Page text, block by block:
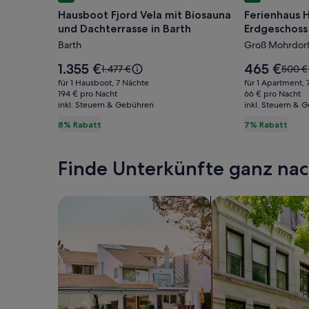
Hausboot
Fjord
Vela
mit
Biosauna
und
Dachterrasse
in
Hausboot Fjord Vela mit Biosauna
und Dachterrasse in Barth
Barth
8% Rabatt
Der
Preis
beträgt
1.355 €.
1.355 €Der
alte
Preis
war
zum
1.477 €
für 1 Hausboot, 7 Nächte
194 € pro Nacht
inkl. Steuern & Gebühren
Ferienhaus
Hempel
/
Wohnung
/
WLAN
vorhanden
Ferienhaus
Groß
7% Rabatt
Der
Preis
beträgt
465 €.
465 €Der
alte
Preis
war
siehe
zum
500 €
für 1 Apartment,
66 € pro Nacht
inkl. Steuern &
Finde Unterkünfte ganz
Suche nach Ferienhäusern Suche nach